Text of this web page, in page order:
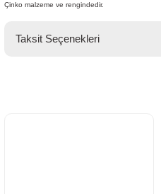
Çinko malzeme ve rengindedir.
Taksit Seçenekleri